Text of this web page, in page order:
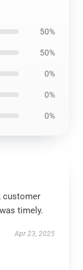
50%
50%
0%
0%
0%
customer
timely.
Apr 23, 2025